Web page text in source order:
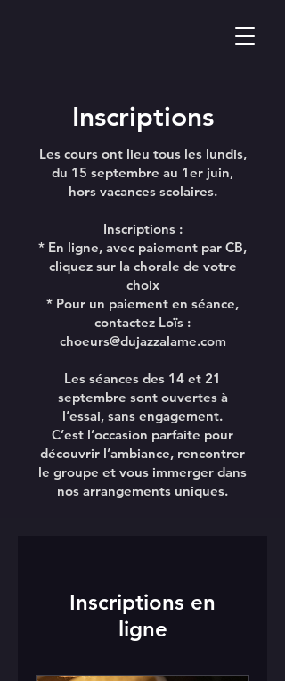
Inscriptions
Les cours ont lieu tous les lundis,
du 15 septembre au 1er juin,
hors vacances scolaires.
Inscriptions :
* En ligne, avec paiement par CB,
cliquez sur la chorale de votre
choix
* Pour un paiement en séance,
contactez Loïs :
choeurs@dujazzalame.com
Les séances des 14 et 21
septembre sont ouvertes à
l’essai, sans engagement.
C’est l’occasion parfaite pour
découvrir l’ambiance, rencontrer
le groupe et vous immerger dans
nos arrangements uniques.
Inscriptions en
ligne